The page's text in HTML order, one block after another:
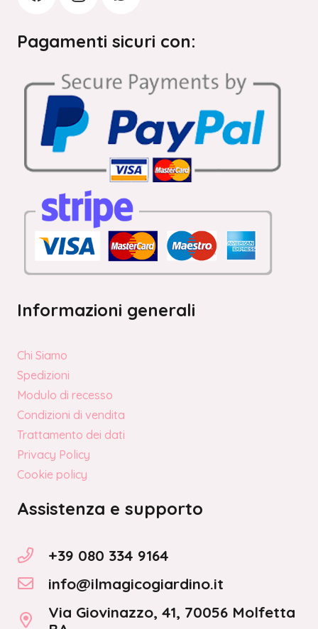
Pagamenti sicuri con:
Informazioni generali
Chi Siamo
Spedizioni
Modulo di recesso
Condizioni di vendita
Trattamento dei dati
Privacy Policy
Cookie policy
Assistenza e supporto
+39 080 334 9164
info@ilmagicogiardino.it
Via Giovinazzo, 41, 70056 Molfetta